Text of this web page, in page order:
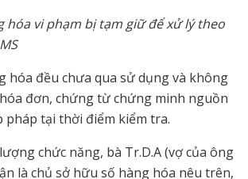
hóa vi phạm bị tạm giữ để xử lý theo
hóa đều chưa qua sử dụng và không
đơn, chứng từ chứng minh nguồn
pháp tại thời điểm kiểm tra.
chức năng, bà Tr.D.A (vợ của ông
là chủ sở hữu số hàng hóa nêu trên,